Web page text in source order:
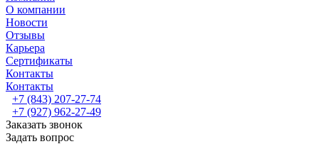
О компании
Новости
Отзывы
Карьера
Сертификаты
Контакты
Контакты
+7 (843) 207-27-74
+7 (927) 962-27-49
Заказать звонок
Задать вопрос